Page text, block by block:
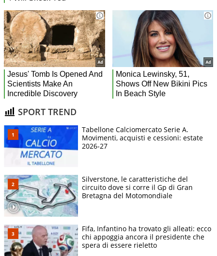
SPORT TREND
Tabellone Calciomercato Serie A.
Movimenti, acquisti e cessioni: estate
2026-27
Silverstone, le caratteristiche del
circuito dove si corre il Gp di Gran
Bretagna del Motomondiale
Fifa, Infantino ha trovato gli alleati: ecco
chi appoggia ancora il presidente che
spera di essere rieletto